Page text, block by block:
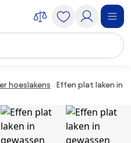
hoeslakens Effen plat laken in